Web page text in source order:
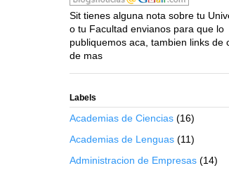
Sit tienes alguna nota sobre tu
o tu Facultad envianos para que lo
publiquemos aca, tambien links de
de mas
Labels
Academias de Ciencias (16)
Academias de Lenguas (11)
Administracion de Empresas (14)